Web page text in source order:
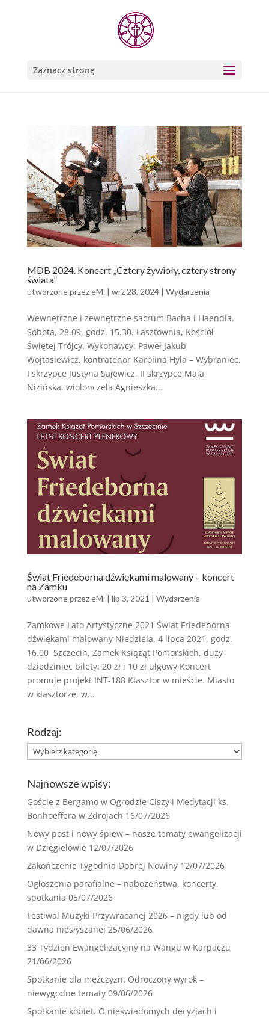
Zaznacz stronę
MDB 2024. Koncert „Cztery żywioły, cztery strony
świata”
utworzone przezeM. | wrz 28, 2024| Wydarzenia
Wewnętrzne i zewnętrzne sacrum Bacha i Haendla.
Sobota, 28.09, godz. 15.30. Łasztownia, Kościół
Świętej Trójcy. Wykonawcy: Paweł Jakub
Wojtasiewicz, kontratenor Karolina Hyla – Wybraniec,
I skrzypce Justyna Sajewicz, II skrzypce Maja
Nizińska, wiolonczela Agnieszka...
Świat Friedeborna dźwiękami malowany – koncert
na Zamku
utworzone przezeM. | lip 3, 2021 | Wydarzenia
Zamkowe Lato Artystyczne 2021 Świat Friedeborna
dźwiękami malowany Niedziela, 4 lipca 2021, godz.
16.00 Szczecin, Zamek Książąt Pomorskich, duży
dziedziniec bilety: 20 zł i 10 zł ulgowy Koncert
promuje projekt INT-188 Klasztor w mieście. Miasto
w klasztorze, w...
Rodzaj:
Rodzaj:
Najnowsze wpisy:
Goście z Bergamo w Ogrodzie Ciszy i Medytacji ks.
Bonhoeffera w Zdrojach 16/07/2026
Nowy post i nowy śpiew – nasze tematy ewangelizacji
w Dzięgielowie 12/07/2026
Zakończenie Tygodnia Dobrej Nowiny 12/07/2026
Ogłoszenia parafialne – nabożeństwa, koncerty,
spotkania 05/07/2026
Festiwal Muzyki Przywracanej 2026 – nigdy lub od
dawna niesłyszanej 25/06/2026
33 Tydzień Ewangelizacyjny na Wangu w Karpaczu
21/06/2026
Spotkanie dla mężczyzn. Odroczony wyrok –
niewygodne tematy 09/06/2026
Spotkanie kobiet. O nieświadomych decyzjach i